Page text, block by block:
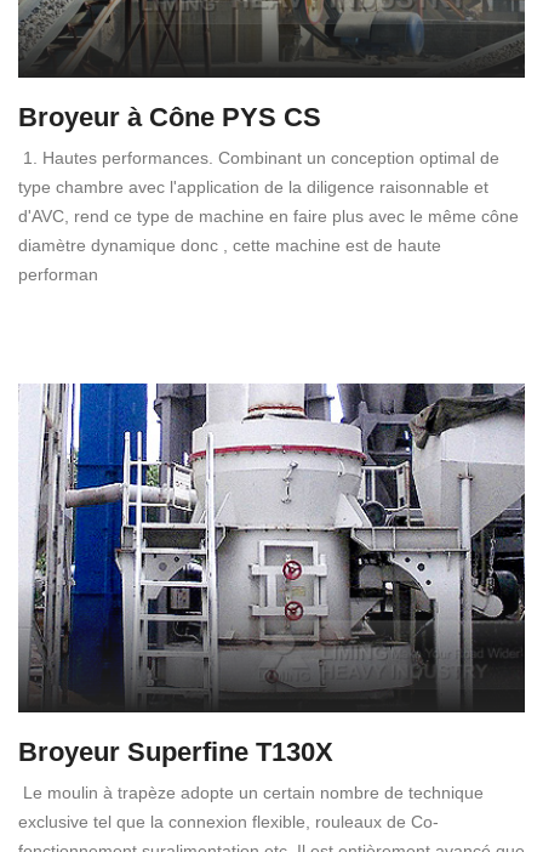
Broyeur à Cône PYS CS
1. Hautes performances. Combinant un conception optimal de
type chambre avec l'application de la diligence raisonnable et
d'AVC, rend ce type de machine en faire plus avec le même cône
diamètre dynamique donc , cette machine est de haute
performan
Broyeur Superfine T130X
Le moulin à trapèze adopte un certain nombre de technique
exclusive tel que la connexion flexible, rouleaux de Co-